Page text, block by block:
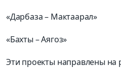
«Дарбаза – Мактаарал»
«Бахты – Аягоз»
Эти проекты направлены на